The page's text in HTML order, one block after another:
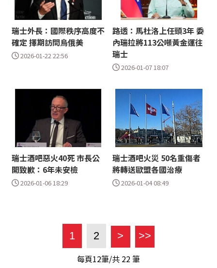
瑞士外長：國際秩序高度不
確定 擇期訪問烏俄美
2026-01-22 22:56
路透：馬杜洛上任頭3年 委
內瑞拉將113公噸黃金運往
瑞士
2026-01-07 18:07
瑞士酒吧惡火40死 市長公
開致歉：6年未安檢
2026-01-06 18:29
瑞士酒吧火災 50名重傷者
將轉送歐盟各國治療
2026-01-04 08:49
1 2 > >>
每頁12筆/共 22筆